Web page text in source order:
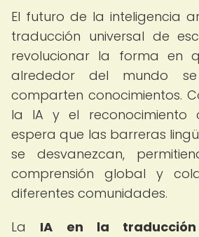
El futuro de la inteligencia
traducción universal de
revolucionar la forma en
alrededor del mundo
comparten conocimientos.
la IA y el reconocimiento
espera que las barreras
se desvanezcan,
comprensión global y
diferentes comunidades.
La IA en la traducción